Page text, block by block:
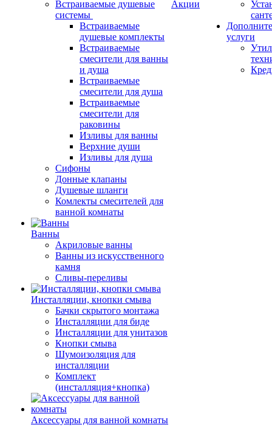
Встраиваемые душевые
системы
Встраиваемые
душевые комплекты
Встраиваемые
смесители для ванны
и душа
Встраиваемые
смесители для душа
Встраиваемые
смесители для
раковины
Изливы для ванны
Верхние души
Изливы для душа
Сифоны
Донные клапаны
Душевые шланги
Комлекты смесителей для
ванной комнаты
Ванны
Акриловые ванны
Ванны из искусственного
камня
Сливы-переливы
Инсталляции, кнопки смыва
Бачки скрытого монтажа
Инсталляции для биде
Инсталляции для унитазов
Кнопки смыва
Шумоизоляция для
инсталляции
Комплект
(инсталляция+кнопка)
Аксессуары для ванной комнаты
Акции
услуги